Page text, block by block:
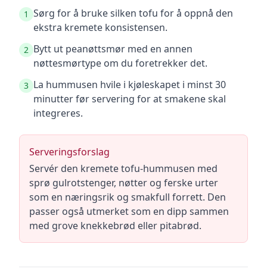
1 Sørg for å bruke silken tofu for å oppnå den
ekstra kremete konsistensen.
2 Bytt ut peanøttsmør med en annen
nøttesmørtype om du foretrekker det.
3 La hummusen hvile i kjøleskapet i minst 30
minutter før servering for at smakene skal
integreres.
Serveringsforslag
Servér den kremete tofu-hummusen med
sprø gulrotstenger, nøtter og ferske urter
som en næringsrik og smakfull forrett. Den
passer også utmerket som en dipp sammen
med grove knekkebrød eller pitabrød.